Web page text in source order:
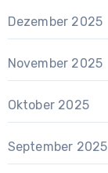
Dezember 2025
November 2025
Oktober 2025
September 2025